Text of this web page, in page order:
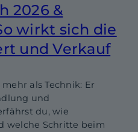
2026 &
wirkt sich die
und Verkauf
als Technik: Er
und
du, wie
welche Schritte beim